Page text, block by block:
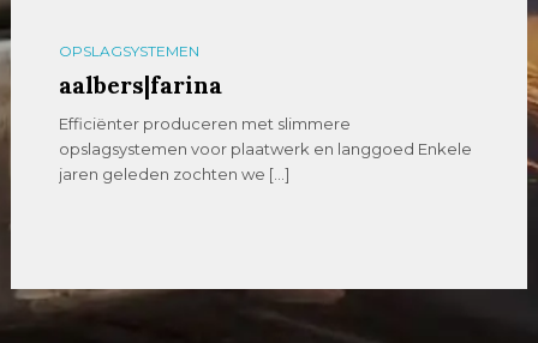
OPSLAGSYSTEMEN
aalbers|farina
Efficiënter produceren met slimmere
opslagsystemen voor plaatwerk en langgoed Enkele
jaren geleden zochten we […]